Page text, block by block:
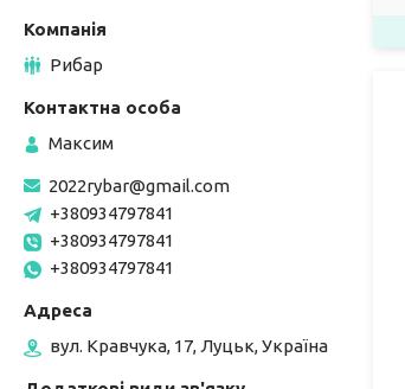
Рибар
Максим
2022rybar@gmail.com
+380934797841
+380934797841
+380934797841
вул. Кравчука, 17, Луцьк, Україна